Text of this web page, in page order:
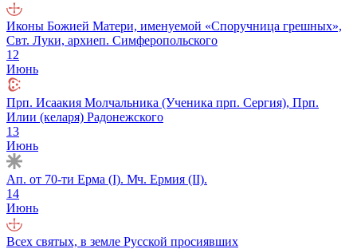
Иконы Божией Матери, именуемой «Споручница грешных»,
Свт. Луки, архиеп. Симферопольского
12
Июнь
Прп. Исаакия Молчальника (Ученика прп. Сергия), Прп.
Илии (келаря) Радонежского
13
Июнь
Ап. от 70-ти Ерма (I). Мч. Ермия (II).
14
Июнь
Всех святых, в земле Русской просиявших